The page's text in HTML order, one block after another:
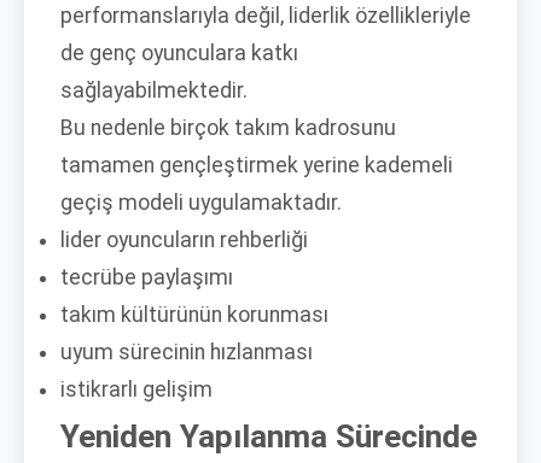
performanslarıyla değil, liderlik özellikleriyle
de genç oyunculara katkı
sağlayabilmektedir.
Bu nedenle birçok takım kadrosunu
tamamen gençleştirmek yerine kademeli
geçiş modeli uygulamaktadır.
lider oyuncuların rehberliği
tecrübe paylaşımı
takım kültürünün korunması
uyum sürecinin hızlanması
istikrarlı gelişim
Yeniden Yapılanma Sürecinde